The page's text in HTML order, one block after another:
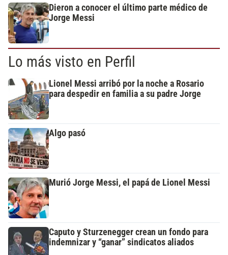
Dieron a conocer el último parte médico de
Jorge Messi
Lo más visto en Perfil
Lionel Messi arribó por la noche a Rosario
para despedir en familia a su padre Jorge
Algo pasó
Murió Jorge Messi, el papá de Lionel Messi
Caputo y Sturzenegger crean un fondo para
indemnizar y “ganar” sindicatos aliados